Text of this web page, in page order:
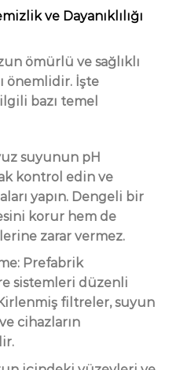
ve Dayanıklılığı
ömürlü ve sağlıklı
önemlidir. İşte
bazı temel
suyunun pH
kontrol edin ve
yapın. Dengeli bir
korur hem de
zarar vermez.
Prefabrik
sistemleri düzenli
filtreler, suyun
cihazların